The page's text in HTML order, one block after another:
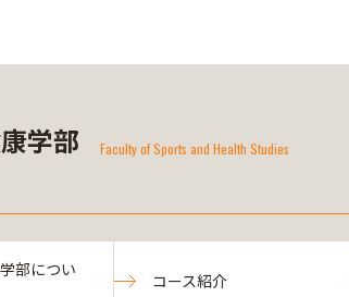
学部 Faculty of Sports and Health Studies
部につい
コース紹介